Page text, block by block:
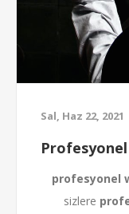
Sal, Haz 22, 2021
Profesyonel
profesyonel
sizlere